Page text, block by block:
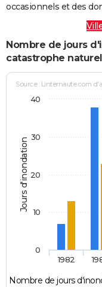
occasionnels et des
Nombre de jours
catastrophe
Jours d'inondation
Source : Linternaute.com
Nombre de jours
1982
0
10
20
30
40